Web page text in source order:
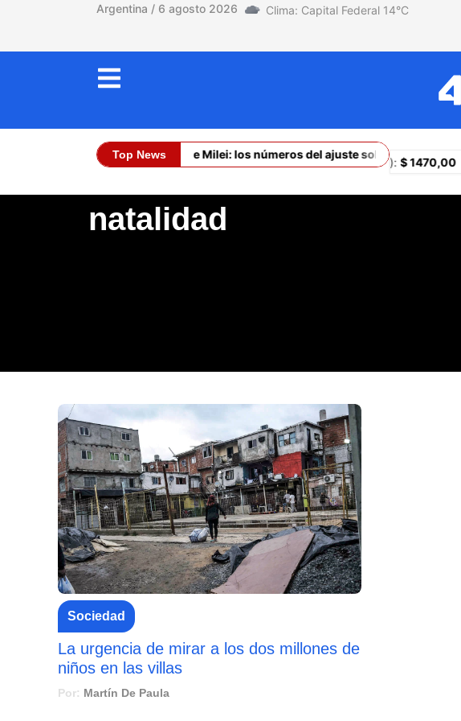
Argentina / 6 agosto 2026 14°C
Top News
La asfixia de Milei: los números del ajuste sobre los territorios
Dólar Oficial (Compra):$ 1470,00
natalidad
Sociedad
La urgencia de mirar a los dos millones de
niños en las villas
Por: Martín De Paula